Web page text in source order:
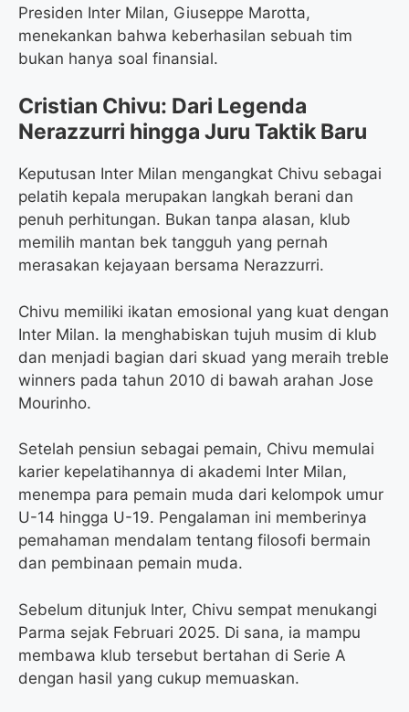
Presiden Inter Milan, Giuseppe Marotta,
menekankan bahwa keberhasilan sebuah tim
bukan hanya soal finansial.
Cristian Chivu: Dari Legenda
Nerazzurri hingga Juru Taktik Baru
Keputusan Inter Milan mengangkat Chivu sebagai
pelatih kepala merupakan langkah berani dan
penuh perhitungan. Bukan tanpa alasan, klub
memilih mantan bek tangguh yang pernah
merasakan kejayaan bersama Nerazzurri.
Chivu memiliki ikatan emosional yang kuat dengan
Inter Milan. Ia menghabiskan tujuh musim di klub
dan menjadi bagian dari skuad yang meraih treble
winners pada tahun 2010 di bawah arahan Jose
Mourinho.
Setelah pensiun sebagai pemain, Chivu memulai
karier kepelatihannya di akademi Inter Milan,
menempa para pemain muda dari kelompok umur
U-14 hingga U-19. Pengalaman ini memberinya
pemahaman mendalam tentang filosofi bermain
dan pembinaan pemain muda.
Sebelum ditunjuk Inter, Chivu sempat menukangi
Parma sejak Februari 2025. Di sana, ia mampu
membawa klub tersebut bertahan di Serie A
dengan hasil yang cukup memuaskan.